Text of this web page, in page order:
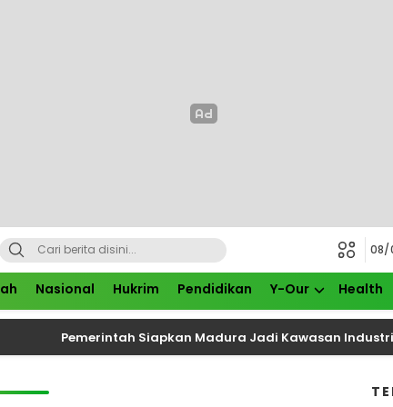
08/
Nasional Hukrim Pendidikan Y-Our Health
Pemerintah Siapkan Madura Jadi Kawasan Industri